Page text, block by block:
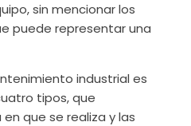
sin mencionar los
puede representar una
industrial es
tipos, que
que se realiza y las